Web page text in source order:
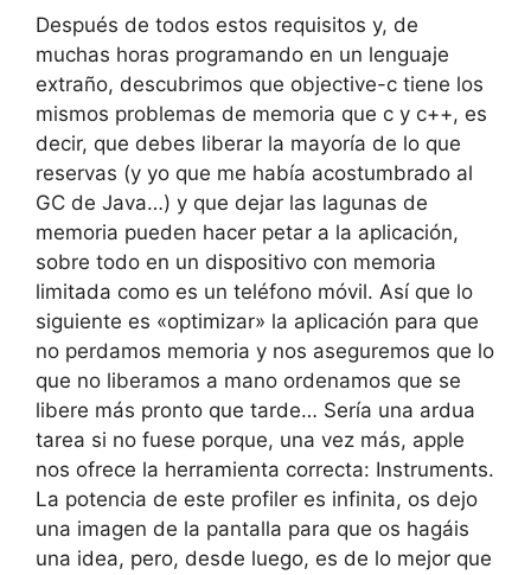
Después de todos estos requisitos y, de
muchas horas programando en un lenguaje
extraño, descubrimos que objective-c tiene los
mismos problemas de memoria que c y c++, es
decir, que debes liberar la mayoría de lo que
reservas (y yo que me había acostumbrado al
GC de Java…) y que dejar las lagunas de
memoria pueden hacer petar a la aplicación,
sobre todo en un dispositivo con memoria
limitada como es un teléfono móvil. Así que lo
siguiente es «optimizar» la aplicación para que
no perdamos memoria y nos aseguremos que lo
que no liberamos a mano ordenamos que se
libere más pronto que tarde… Sería una ardua
tarea si no fuese porque, una vez más, apple
nos ofrece la herramienta correcta: Instruments.
La potencia de este profiler es infinita, os dejo
una imagen de la pantalla para que os hagáis
una idea, pero, desde luego, es de lo mejor que